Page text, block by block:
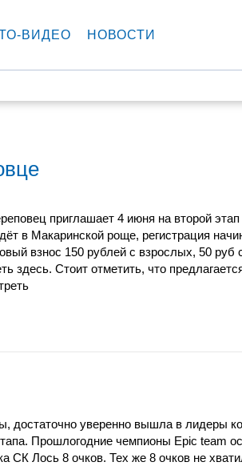
ВИДЕО НОВОСТИ
приглашает 4 июня на второй
в Макаринской роще, регистрация
взнос 150 рублей с взрослых, 50 руб
здесь. Стоит отметить, что
достаточно уверенно вышла в лидеры
Прошлогодние чемпионы Epic team
СК Лось 8 очков. Тех же 8 очков не